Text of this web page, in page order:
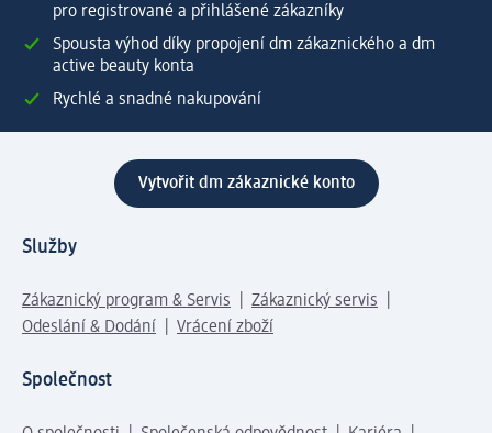
pro registrované a přihlášené zákazníky
Spousta výhod díky propojení dm zákaznického a dm
active beauty konta
Rychlé a snadné nakupování
Vytvořit dm zákaznické konto
Služby
Zákaznický program & Servis
Zákaznický servis
Odeslání & Dodání
Vrácení zboží
Společnost